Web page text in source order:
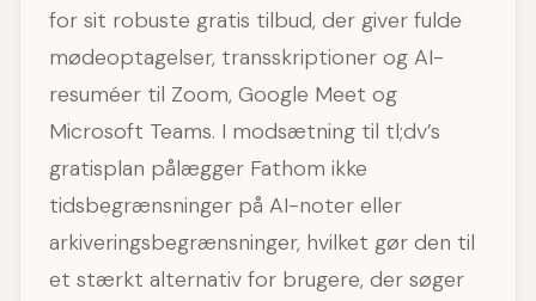
for sit robuste gratis tilbud, der giver fulde
mødeoptagelser, transskriptioner og AI-
resuméer til Zoom, Google Meet og
Microsoft Teams. I modsætning til tl;dv’s
gratisplan pålægger Fathom ikke
tidsbegrænsninger på AI-noter eller
arkiveringsbegrænsninger, hvilket gør den til
et stærkt alternativ for brugere, der søger